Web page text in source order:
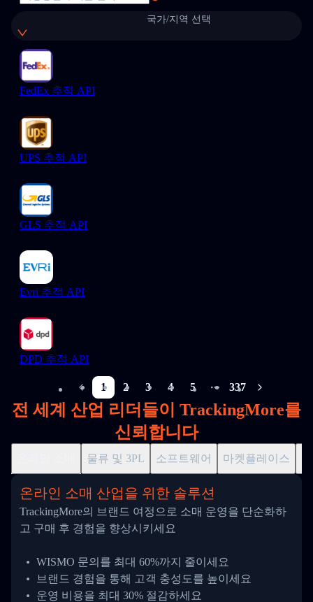
국가/지역 선택
FedEx 추적 API
UPS 추적 API
GLS 추적 API
Evri 추적 API
DPD 추적 API
1 2 3 4 5
More pages
337
전 세계 산업 리더들이 TrackingMore를
신뢰합니다
물류 및 3PL 소프트웨어 마켓플레이스
온라인 소매 산업을 위한 솔루션
TrackingMore의 브랜드 여정으로 소매 운영을 단순화하
고 구매 후 경험을 향상시키세요
WISMO 문의를 최대 60%까지 줄이세요
브랜드 경험을 통해 고객 충성도를 높이세요
운영 비용을 최대 30% 절감하세요